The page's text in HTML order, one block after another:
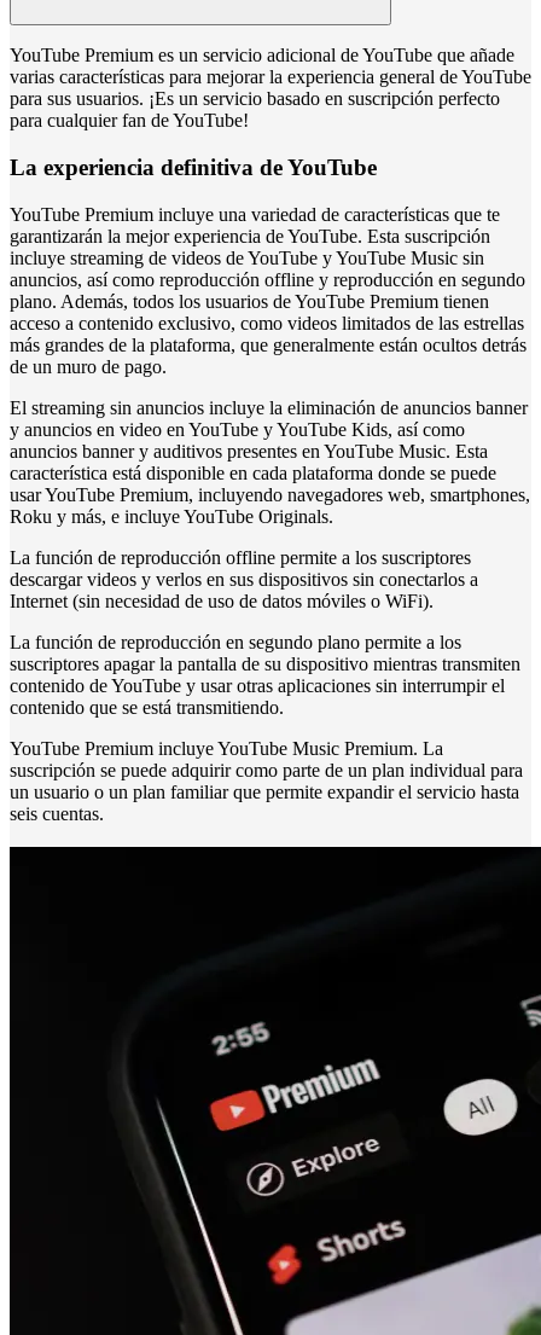
YouTube Premium es un servicio adicional de YouTube que añade
varias características para mejorar la experiencia general de YouTube
para sus usuarios. ¡Es un servicio basado en suscripción perfecto
para cualquier fan de YouTube!
La experiencia definitiva de YouTube
YouTube Premium incluye una variedad de características que te
garantizarán la mejor experiencia de YouTube. Esta suscripción
incluye streaming de videos de YouTube y YouTube Music sin
anuncios, así como reproducción offline y reproducción en segundo
plano. Además, todos los usuarios de YouTube Premium tienen
acceso a contenido exclusivo, como videos limitados de las estrellas
más grandes de la plataforma, que generalmente están ocultos detrás
de un muro de pago.
El streaming sin anuncios incluye la eliminación de anuncios banner
y anuncios en video en YouTube y YouTube Kids, así como
anuncios banner y auditivos presentes en YouTube Music. Esta
característica está disponible en cada plataforma donde se puede
usar YouTube Premium, incluyendo navegadores web, smartphones,
Roku y más, e incluye YouTube Originals.
La función de reproducción offline permite a los suscriptores
descargar videos y verlos en sus dispositivos sin conectarlos a
Internet (sin necesidad de uso de datos móviles o WiFi).
La función de reproducción en segundo plano permite a los
suscriptores apagar la pantalla de su dispositivo mientras transmiten
contenido de YouTube y usar otras aplicaciones sin interrumpir el
contenido que se está transmitiendo.
YouTube Premium incluye YouTube Music Premium. La
suscripción se puede adquirir como parte de un plan individual para
un usuario o un plan familiar que permite expandir el servicio hasta
seis cuentas.